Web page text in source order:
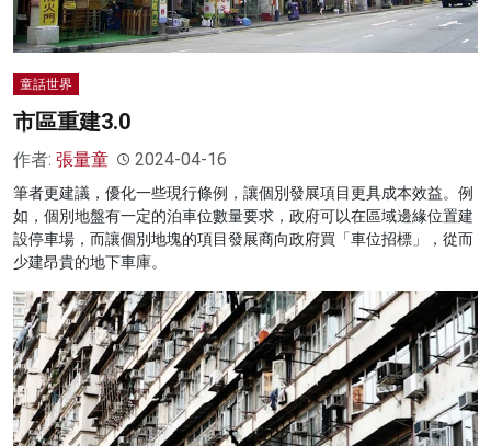
童話世界
市區重建3.0
作者: 張量童 2024-04-16
筆者更建議，優化一些現行條例，讓個別發展項目更具成本效益。例
如，個別地盤有一定的泊車位數量要求，政府可以在區域邊緣位置建
設停車場，而讓個別地塊的項目發展商向政府買「車位招標」，從而
少建昂貴的地下車庫。